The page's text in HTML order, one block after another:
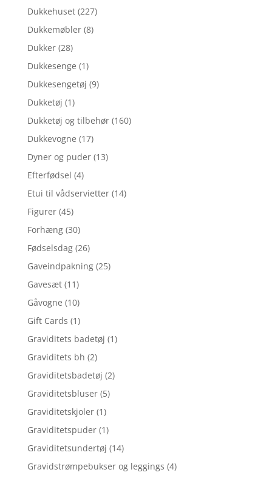
Dukkehuset (227)
Dukkemøbler (8)
Dukker (28)
Dukkesenge (1)
Dukkesengetøj (9)
Dukketøj (1)
Dukketøj og tilbehør (160)
Dukkevogne (17)
Dyner og puder (13)
Efterfødsel (4)
Etui til vådservietter (14)
Figurer (45)
Forhæng (30)
Fødselsdag (26)
Gaveindpakning (25)
Gavesæt (11)
Gåvogne (10)
Gift Cards (1)
Graviditets badetøj (1)
Graviditets bh (2)
Graviditetsbadetøj (2)
Graviditetsbluser (5)
Graviditetskjoler (1)
Graviditetspuder (1)
Graviditetsundertøj (14)
Gravidstrømpebukser og leggings (4)